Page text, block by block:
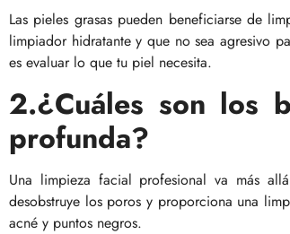
Las pieles grasas pueden beneficiarse de
limpiador hidratante y que no sea agresivo
es evaluar lo que tu piel necesita.
2.¿Cuáles son los
profunda?
Una limpieza facial profesional va más
desobstruye los poros y proporciona una
acné y puntos negros.